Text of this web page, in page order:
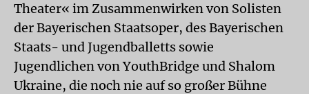
Theater« im Zusammenwirken von Solisten
der Bayerischen Staatsoper, des Bayerischen
Staats- und Jugendballetts sowie
Jugendlichen von YouthBridge und Shalom
Ukraine, die noch nie auf so großer Bühne